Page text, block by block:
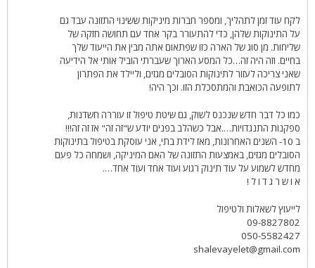
לקח עוד זמן לתהליך, ומספר חברות מיניקות ששינוי התזונה עבד גם
על התינוקות שלהן, כדי להתעורר בקר אחד עם תחושה חזקה של
שליחות. מן סוג של הארה כזו שפתאום אתה מבין את הייעוד שלך
בחיים. וזה היה זה…כל המסע הארוך שעברתי הוביל אותי אל הידיעה
שאני צריכה לעזור לתינוקות הסובלים מגזים, וליילד את הפתרון
לתופעה הכואבת והמתסכלת הזו. וכך היה!
כמו כל דבר חדש שנכנס לשוק, גם שיטת טיפול זו עוררה חשדנות,
ספקנות התנגדויות….אבל כשהלב בפנים יודע ש"זה זה" אז זה זה!!!
ב 10- השנים האחרונות, מאז לידת בתי, אני עוסקת בטיפול בתינוקות
הסובלים מגזים, באמצעות התזונה של האם המיניקה, ושמחה כל פעם
מחדש לשמוע על עוד תינוק רגוע ועוד אחד ועוד אחד….
א ו ש ר ג ד ו ל !
לייעוץ לשאלות ולטיפול
09-8827802
050-5582427
shalevayelet@gmail.com